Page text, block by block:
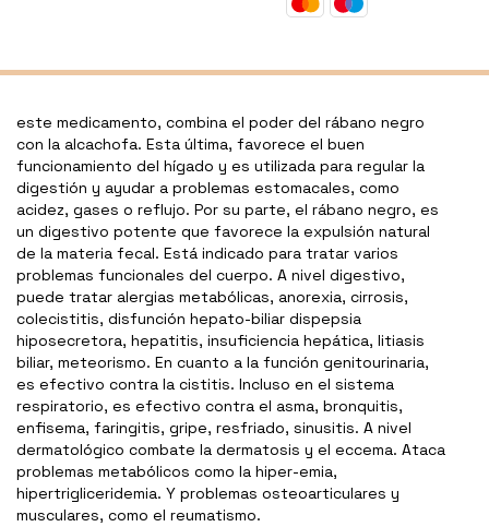
este medicamento, combina el poder del rábano negro
con la alcachofa. Esta última, favorece el buen
funcionamiento del hígado y es utilizada para regular la
digestión y ayudar a problemas estomacales, como
acidez, gases o reflujo. Por su parte, el rábano negro, es
un digestivo potente que favorece la expulsión natural
de la materia fecal. Está indicado para tratar varios
problemas funcionales del cuerpo. A nivel digestivo,
puede tratar alergias metabólicas, anorexia, cirrosis,
colecistitis, disfunción hepato-biliar dispepsia
hiposecretora, hepatitis, insuficiencia hepática, litiasis
biliar, meteorismo. En cuanto a la función genitourinaria,
es efectivo contra la cistitis. Incluso en el sistema
respiratorio, es efectivo contra el asma, bronquitis,
enfisema, faringitis, gripe, resfriado, sinusitis. A nivel
dermatológico combate la dermatosis y el eccema. Ataca
problemas metabólicos como la hiper-emia,
hipertrigliceridemia. Y problemas osteoarticulares y
musculares, como el reumatismo.